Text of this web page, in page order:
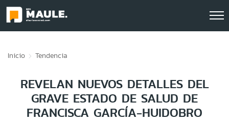
Inicio Tendencia
REVELAN NUEVOS DETALLES DEL
GRAVE ESTADO DE SALUD DE
FRANCISCA GARCÍA-HUIDOBRO